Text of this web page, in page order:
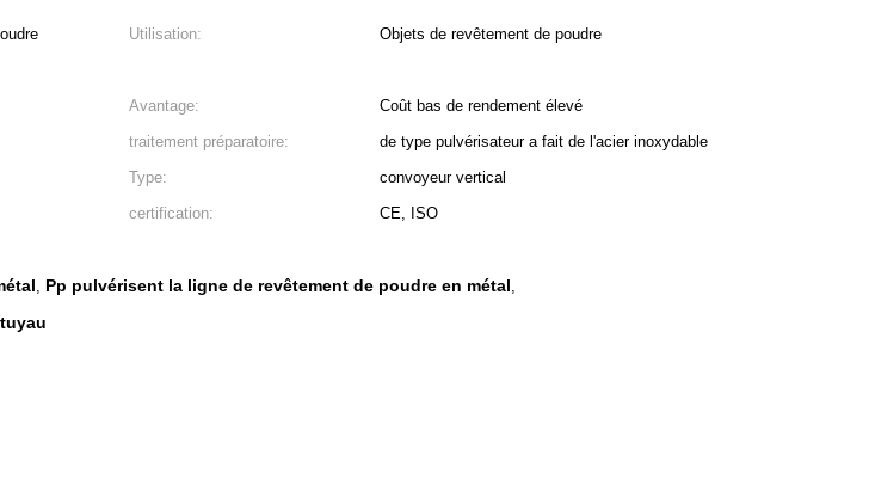
Utilisation: Objets de revêtement de poudre
Avantage:
Coût bas de rendement élevé
traitement préparatoire:
de type pulvérisateur a fait de l'acier inoxydable
Type:
convoyeur vertical
certification:
CE, ISO
, Pp pulvérisent la ligne de revêtement de poudre en métal,